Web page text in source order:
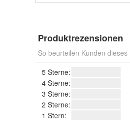
Produktrezensionen
So beurteilen Kunden dieses
5 Sterne:
4 Sterne:
3 Sterne:
2 Sterne:
1 Stern: